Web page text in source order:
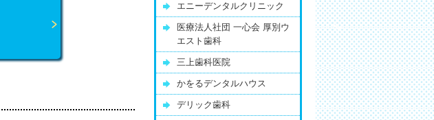
エニーデンタルクリニック
医療法人社団 一心会 厚別ウ
エスト歯科
三上歯科医院
かをるデンタルハウス
デリック歯科